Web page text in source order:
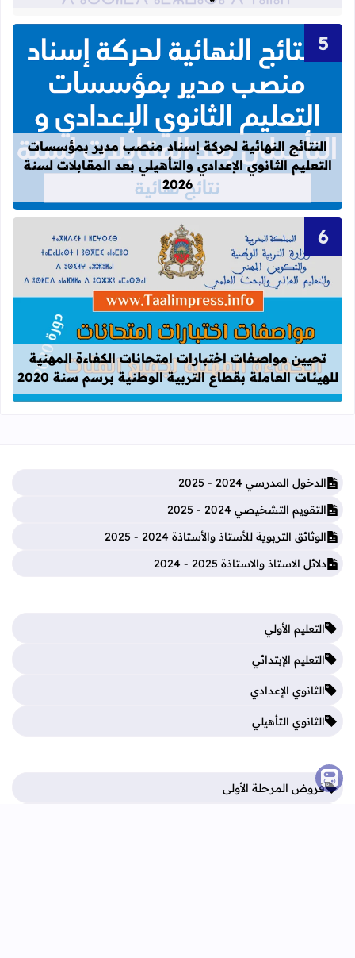
قراءة المزيد عن النتائج النهائية
النتائج النهائية لحركة إسناد منصب مدير بمؤسسات
التعليم الثانوي الإعدادي والتأهيلي بعد المقابلات لسنة
2026
قراءة المزيد عن تحيين مواصفات
تحيين مواصفات اختبارات امتحانات الكفاءة المهنية
للهيئات العاملة بقطاع التربية الوطنية برسم سنة 2020
الدخول المدرسي 2024 - 2025
التقويم التشخيصي 2024 - 2025
الوثائق التربوية للأستاذ والأستاذة 2024 - 2025
دلائل الاستاذ والاستاذة 2025 - 2024
التعليم الأولي
التعليم الإبتدائي
الثانوي الإعدادي
الثانوي التأهيلي
فروض المرحلة الأولى